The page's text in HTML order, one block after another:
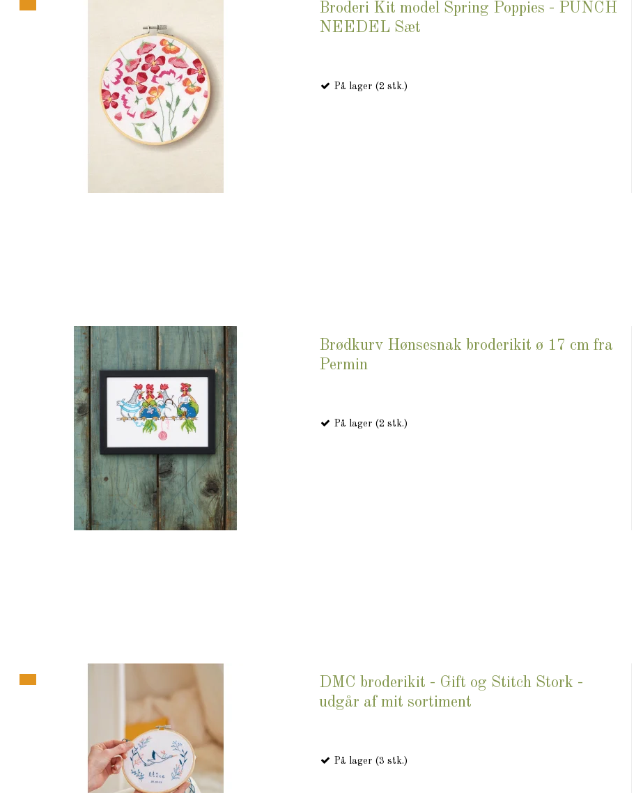
Broderi Kit model Spring Poppies - PUNCH
NEEDEL Sæt
På lager (2 stk.)
Brødkurv Hønsesnak broderikit ø 17 cm fra
Permin
På lager (2 stk.)
DMC broderikit - Gift og Stitch Stork -
udgår af mit sortiment
På lager (3 stk.)